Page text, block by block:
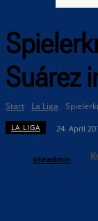
Suárez
Start La Liga
LA LIGA 24. April
siteadmin